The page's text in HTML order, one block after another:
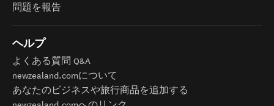
問題を報告
ヘルプ
よくある質問 Q&A
newzealand.comについて
あなたのビジネスや旅行商品を追加する